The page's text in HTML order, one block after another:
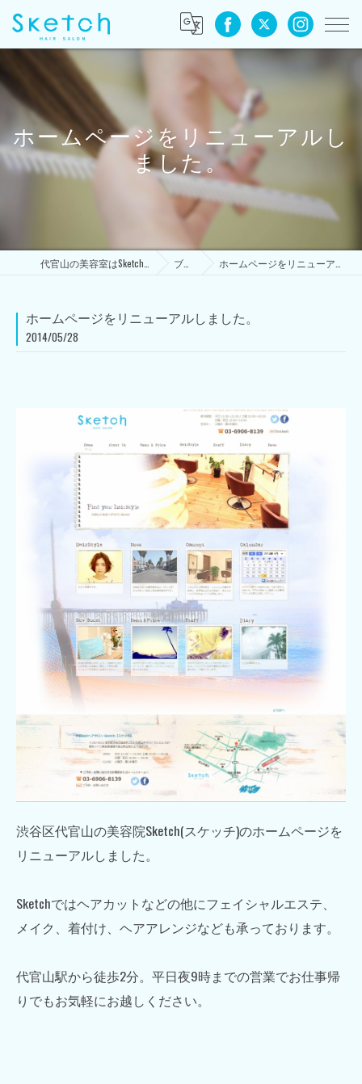
ホームページをリニューアルし
ました。
ブログ ホームページをリニューアルしました。
ホームページをリニューアルしました。
2014/05/28
渋谷区代官山の美容院Sketch(スケッチ)のホームページを
リニューアルしました。
Sketchではヘアカットなどの他にフェイシャルエステ、
メイク、着付け、ヘアアレンジなども承っております。
代官山駅から徒歩2分。平日夜9時までの営業でお仕事帰
りでもお気軽にお越しください。